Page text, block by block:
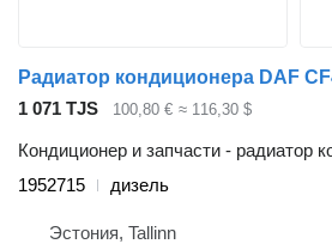
1 071 TJS 100,80 € ≈ 116,30 $
Кондиционер и запчасти - радиатор
1952715
дизель
Эстония, Tallinn